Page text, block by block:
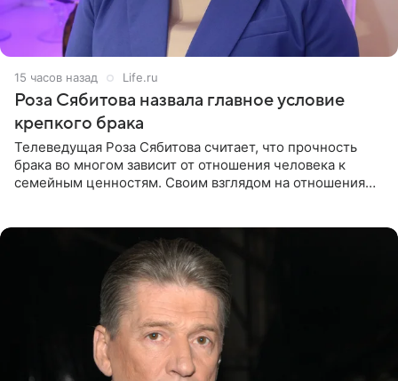
15 часов назад Life.ru
Роза Сябитова назвала главное условие
крепкого брака
Телеведущая Роза Сябитова считает, что прочность
брака во многом зависит от отношения человека к
семейным ценностям. Своим взглядом на отношения